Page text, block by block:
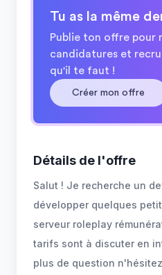
Tu as la même
Publie ton offre pour
candidatures et
qu'il te faut !
Créer mon offre
Détails de l'offre
Salut ! Je recherche un
développer quelques
serveur roleplay
tarifs sont à discuter en
plus de question